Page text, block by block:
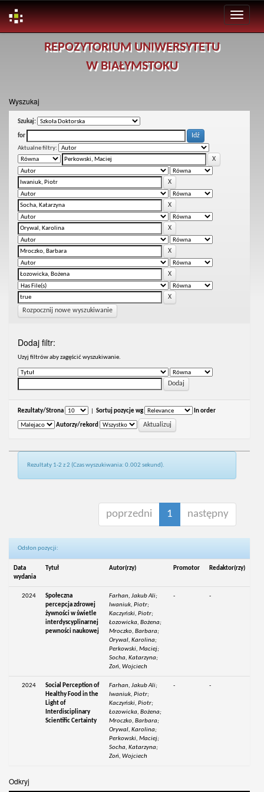
REPOZYTORIUM UNIWERSYTETU
W BIAŁYMSTOKU
Wyszukaj
Szukaj:
for
Aktualne filtry:
Rozpocznij nowe wyszukiwanie
Dodaj filtr:
Uzyj filtrów aby zagęścić wyszukiwanie.
Rezultaty/Strona Sortuj pozycje wg In order
Autorzy/rekord
Rezultaty 1-2 z 2 (Czas wyszukiwania: 0.002 sekund).
poprzedni 1 następny
Odsłon pozycji:
Data
wydania
Tytuł Autor(rzy) Promotor Redaktor(rzy)
2024
Społeczna
percepcja zdrowej
żywności w świetle
interdyscyplinarnej
pewności naukowej
Farhan, Jakub Ali;
Iwaniuk, Piotr;
Kaczyński, Piotr;
Łozowicka, Bożena;
Mroczko, Barbara;
Orywal, Karolina;
Perkowski, Maciej;
Socha, Katarzyna;
Zoń, Wojciech
- -
2024
Social Perception of
Healthy Food in the
Light of
Interdisciplinary
Scientific Certainty
Farhan, Jakub Ali;
Iwaniuk, Piotr;
Kaczyński, Piotr;
Łozowicka, Bożena;
Mroczko, Barbara;
Orywal, Karolina;
Perkowski, Maciej;
Socha, Katarzyna;
Zoń, Wojciech
- -
Odkryj